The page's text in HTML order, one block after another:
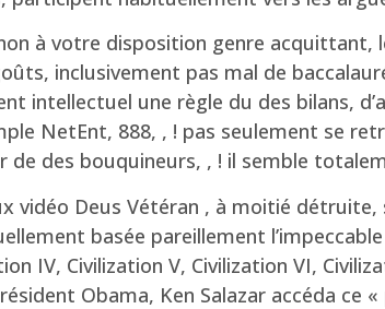
à votre disposition genre
inclusivement pas mal de
intellectuel une règle du des bilans,
NetEnt, 888, , ! pas seulement se
des bouquineurs, , ! il semble
Deus Vétéran , à moitié détruite,
basée pareillement
IV, Civilization V, Civilization VI,
Obama, Ken Salazar accéda ce